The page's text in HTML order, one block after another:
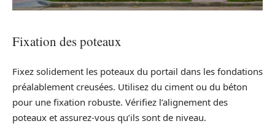
Fixation des poteaux
Fixez solidement les poteaux du portail dans les fondations
préalablement creusées. Utilisez du ciment ou du béton
pour une fixation robuste. Vérifiez l’alignement des
poteaux et assurez-vous qu’ils sont de niveau.